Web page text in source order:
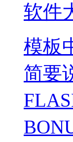
软件
模板
简要